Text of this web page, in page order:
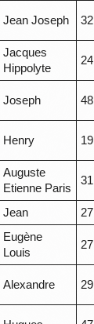
Jean Joseph 32
Jacques
Hippolyte
24
Joseph 48
Henry 19
Auguste
Etienne Paris
31
Jean 27
Eugène
Louis
27
Alexandre 29